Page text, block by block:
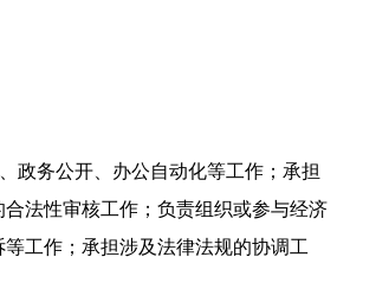
务公开、办公自动化等工作；承担
法性审核工作；负责组织或参与经济
工作；承担涉及法律法规的协调工